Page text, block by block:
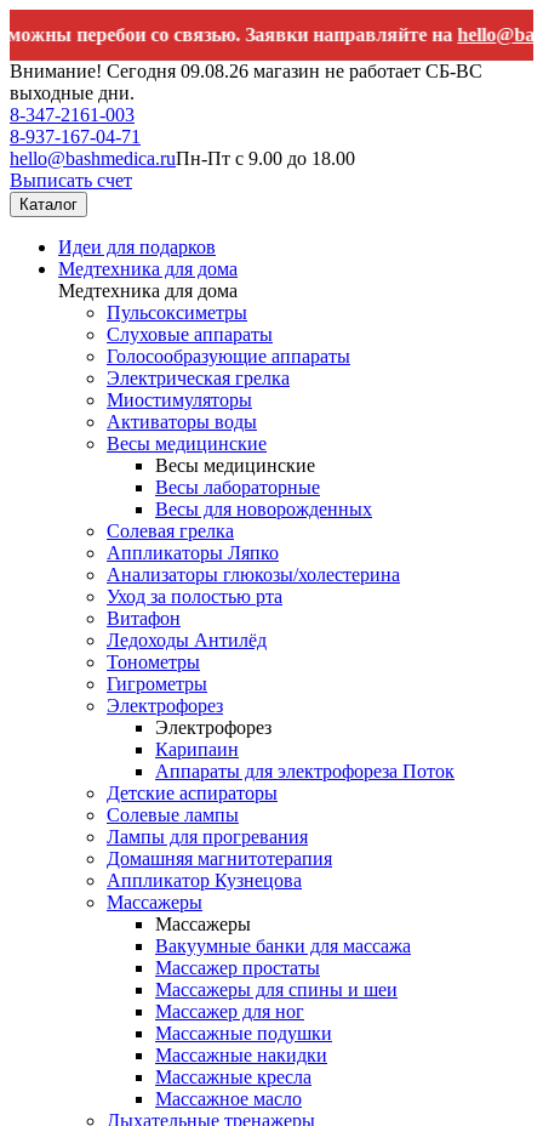
со связью. Заявки направляйте на
Внимание! Сегодня 09.08.26 магазин не работает СБ-ВС
выходные дни.
8-347-2161-003
8-937-167-04-71
hello@bashmedica.ruПн-Пт с 9.00 до 18.00
Выписать счет
Каталог
Идеи для подарков
Медтехника для дома
Медтехника для дома
Пульсоксиметры
Слуховые аппараты
Голосообразующие аппараты
Электрическая грелка
Миостимуляторы
Активаторы воды
Весы медицинские
Весы медицинские
Весы лабораторные
Весы для новорожденных
Солевая грелка
Аппликаторы Ляпко
Анализаторы глюкозы/холестерина
Уход за полостью рта
Витафон
Ледоходы Антилёд
Тонометры
Гигрометры
Электрофорез
Электрофорез
Карипаин
Аппараты для электрофореза Поток
Детские аспираторы
Солевые лампы
Лампы для прогревания
Домашняя магнитотерапия
Аппликатор Кузнецова
Массажеры
Массажеры
Вакуумные банки для массажа
Массажер простаты
Массажеры для спины и шеи
Массажер для ног
Массажные подушки
Массажные накидки
Массажные кресла
Массажное масло
Дыхательные тренажеры